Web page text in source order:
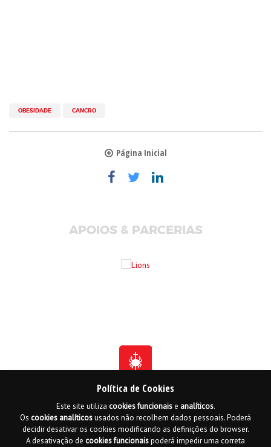
Política de Cookies
Este site utiliza cookiesfuncionaise analíticos.
Os cookies analíticosusados não recolhem dados pessoais. Poderá
decidir desativar os cookies modificando as definições do browser.
A desativação de cookiesfuncionaispoderá impedir uma correta
OBESIDADE CANCRO
Página Inicial
APOIOS & PARCERIAS
Fundada em 1941
Membro Honorário da Ordem de Benemerência - 1966
Membro Honorário da Ordem de Cristo - 2006
Ordem do Infante D. Henrique - 2016